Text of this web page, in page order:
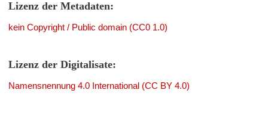
Lizenz der Metadaten:
kein Copyright / Public domain (CC0 1.0)
Lizenz der Digitalisate:
Namensnennung 4.0 International (CC BY 4.0)